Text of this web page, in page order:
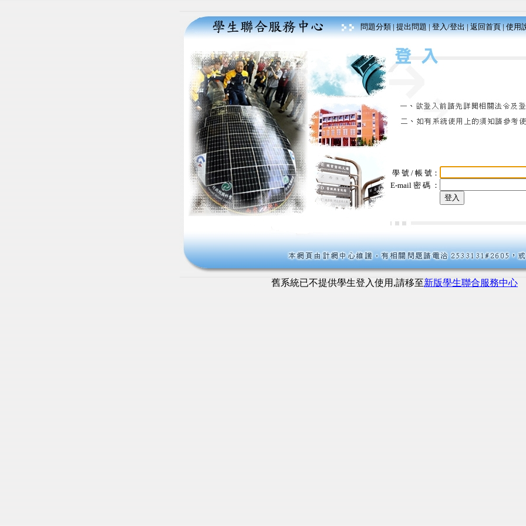
問題分類 | 提出問題 | 登入/登出 | 返回首頁 | 使用
學 號 / 帳 號：
E-mail 密 碼 ：
舊系統已不提供學生登入使用,請移至新版學生聯合服務中心